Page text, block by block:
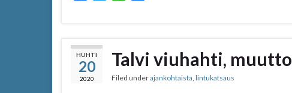
c
e
b
o
o
i
t
a
t
A
p
a
r
e
HUHTI
20
2020
Talvi viuhahti,
Filed underajankohtaista, lintukatsaus